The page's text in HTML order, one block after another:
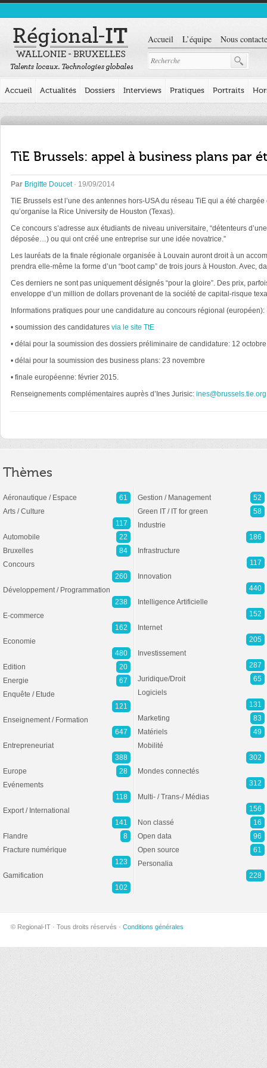
Accueil L’équipe Nous
Accueil Actualités Dossiers Interviews Pratiques Portraits
TiE Brussels: appel à business plans par
Par Brigitte Doucet· 19/09/2014
TiE Brussels est l’une des antennes hors-USA du réseau TiE qui a été
qu’organise la Rice University de Houston (Texas).
Ce concours s’adresse aux étudiants de niveau universitaire, “détenteurs
déposée…) ou qui ont créé une entreprise sur une idée novatrice.”
Les lauréats de la finale régionale organisée à Louvain auront droit à un
prendra elle-même la forme d’un “boot camp” de trois jours à Houston. Avec,
Ces derniers ne sont pas uniquement désignés “pour la gloire”. Des prix,
enveloppe d’un million de dollars provenant de la société de capital-risque
Informations pratiques pour une candidature au concours régional (européen):
• soumission des candidatures via le site TtE
• délai pour la soumission des dossiers préliminaire de candidature: 12 octobre
• délai pour la soumission des business plans: 23 novembre
• finale européenne: février 2015.
Renseignements complémentaires auprès d’Ines Jurisic: ines@brussels.tie.org
Thèmes
Aéronautique / Espace
61
Arts / Culture
117
Automobile
22
Bruxelles
84
Concours
260
Développement / Programmation
238
E-commerce
162
Economie
480
Edition
20
Energie
67
Enquête / Etude
121
Enseignement / Formation
647
Entrepreneuriat
388
Europe
28
Evénements
118
Export / International
141
Flandre
8
Fracture numérique
123
Gamification
102
Gestion / Management
52
Green IT / IT for green
58
Industrie
186
Infrastructure
117
Innovation
440
Intelligence Artificielle
152
Internet
205
Investissement
287
Juridique/Droit
65
Logiciels
131
Marketing
83
Matériels
49
Mobilité
302
Mondes connectés
312
Multi- / Trans-/ Médias
156
Non classé
16
Open data
96
Open source
61
Personalia
228
© Regional-IT · Tous droits réservés · Conditions générales